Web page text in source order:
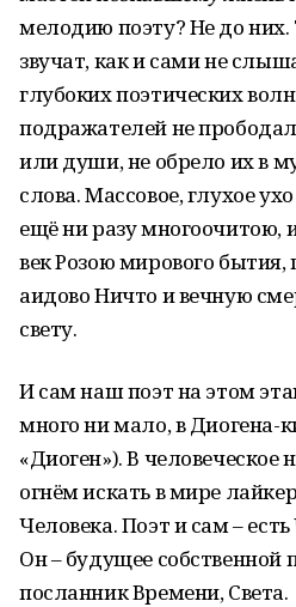
мелодию поэту? Не до них.
звучат, как и сами не
глубоких поэтических
подражателей не
или души, не обрело их в
слова. Массовое, глухое
ещё ни разу многоочитою,
век Розою мирового
аидово Ничто и вечную
свету.
И сам наш поэт на этом
много ни мало, в Диогена-
«Диоген»). В человеческое
огнём искать в мире
Человека. Поэт и сам –
Он – будущее собственной
посланник Времени, Света.